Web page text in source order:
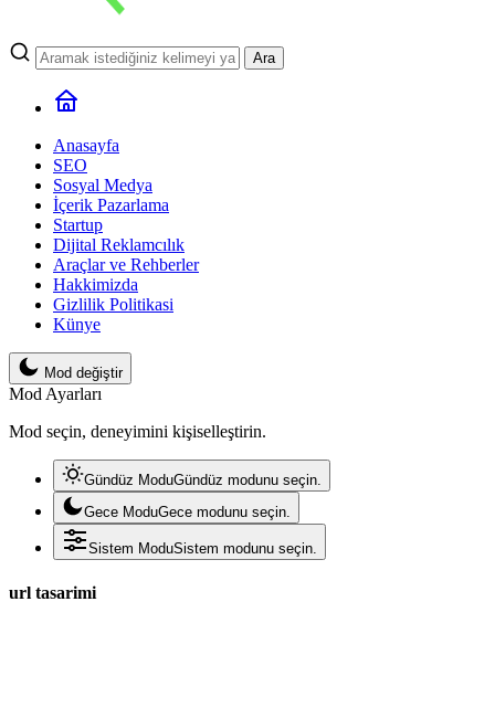
Ara
Anasayfa
SEO
Sosyal Medya
İçerik Pazarlama
Startup
Dijital Reklamcılık
Araçlar ve Rehberler
Hakkimizda
Gizlilik Politikasi
Künye
Mod değiştir
Mod Ayarları
Mod seçin, deneyimini kişiselleştirin.
Gündüz ModuGündüz modunu seçin.
Gece ModuGece modunu seçin.
Sistem ModuSistem modunu seçin.
url tasarimi